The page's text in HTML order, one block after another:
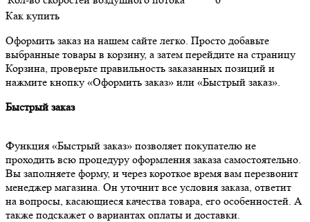
Как купить
Оформить заказ на нашем сайте легко. Просто добавьте
выбранные товары в корзину, а затем перейдите на страницу
Корзина, проверьте правильность заказанных позиций и
нажмите кнопку «Оформить заказ» или «Быстрый заказ».
Быстрый заказ
Функция «Быстрый заказ» позволяет покупателю не
проходить всю процедуру оформления заказа самостоятельно.
Вы заполняете форму, и через короткое время вам перезвонит
менеджер магазина. Он уточнит все условия заказа, ответит
на вопросы, касающиеся качества товара, его особенностей. А
также подскажет о вариантах оплаты и доставки.